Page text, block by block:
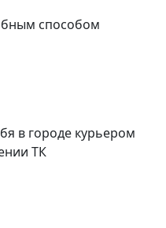
способом
в городе курьером
ТК